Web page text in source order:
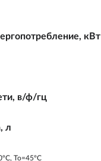
кВт
в/ф/гц
л
To=45ºC